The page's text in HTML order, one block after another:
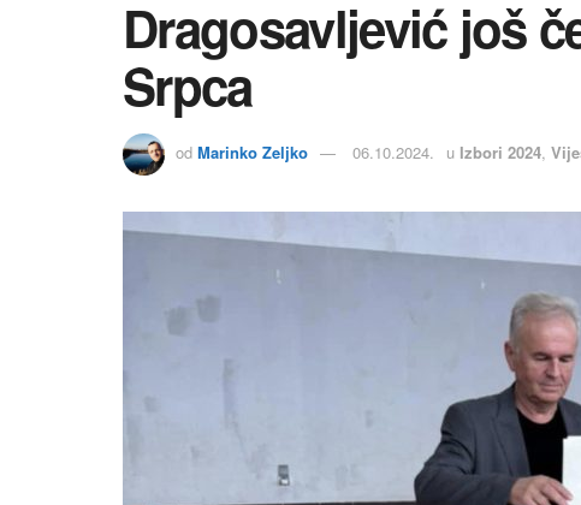
Dragosavljević još
Srpca
od Marinko Zeljko 06.10.2024. u Izbori 2024,